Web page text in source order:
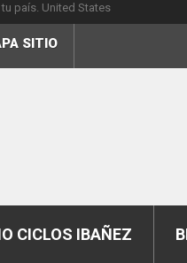
país. United States
SITIO
CICLOS IBAÑEZ